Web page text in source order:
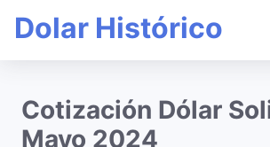
Dolar Histórico
Cotización Dólar
Mayo 2024